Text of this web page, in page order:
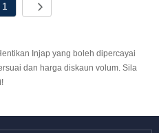
1
Injap yang boleh dipercayai
dan harga diskaun volum. Sila